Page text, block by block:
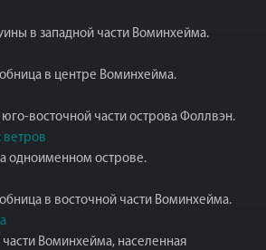
в западной части Воминхейма.
в центре Воминхейма.
восточной части острова Фоллвэн.
одноименном острове.
в восточной части Воминхейма.
Воминхейма, населенная